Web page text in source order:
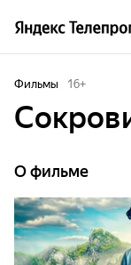
Фильмы 16+
О фильме